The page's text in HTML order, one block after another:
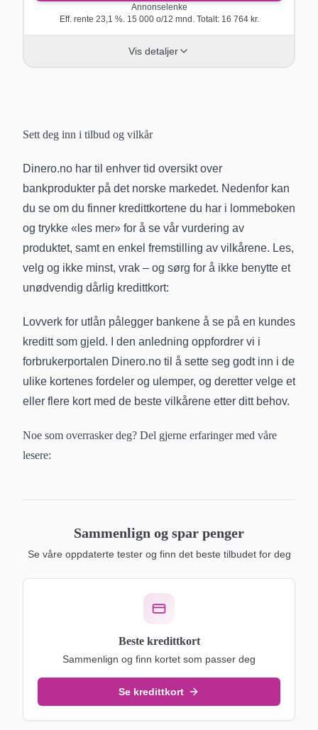
Annonselenke
Eff. rente 23,1 %. 15 000o/12 mnd. Totalt: 16 764kr.
Vis detaljer
Sett deg inn i tilbud og vilkår
Dinero.no har til enhver tid oversikt over
bankprodukter på det norske markedet. Nedenfor kan
du se om du finner kredittkortene du har i lommeboken
og trykke «les mer» for å se vår vurdering av
produktet, samt en enkel fremstilling av vilkårene. Les,
velg og ikke minst, vrak – og sørg for å ikke benytte et
unødvendig dårlig kredittkort:
Lovverk for utlån pålegger bankene å se på en kundes
kreditt som gjeld. I den anledning oppfordrer vi i
forbrukerportalen Dinero.no til å sette seg godt inn i de
ulike kortenes fordeler og ulemper, og deretter velge et
eller flere kort med de beste vilkårene etter ditt behov.
Noe som overrasker deg? Del gjerne erfaringer med våre
lesere:
Sammenlign og spar penger
Se våre oppdaterte tester og finn det beste tilbudet for deg
Beste kredittkort
Sammenlign og finn kortet som passer deg
Se kredittkort